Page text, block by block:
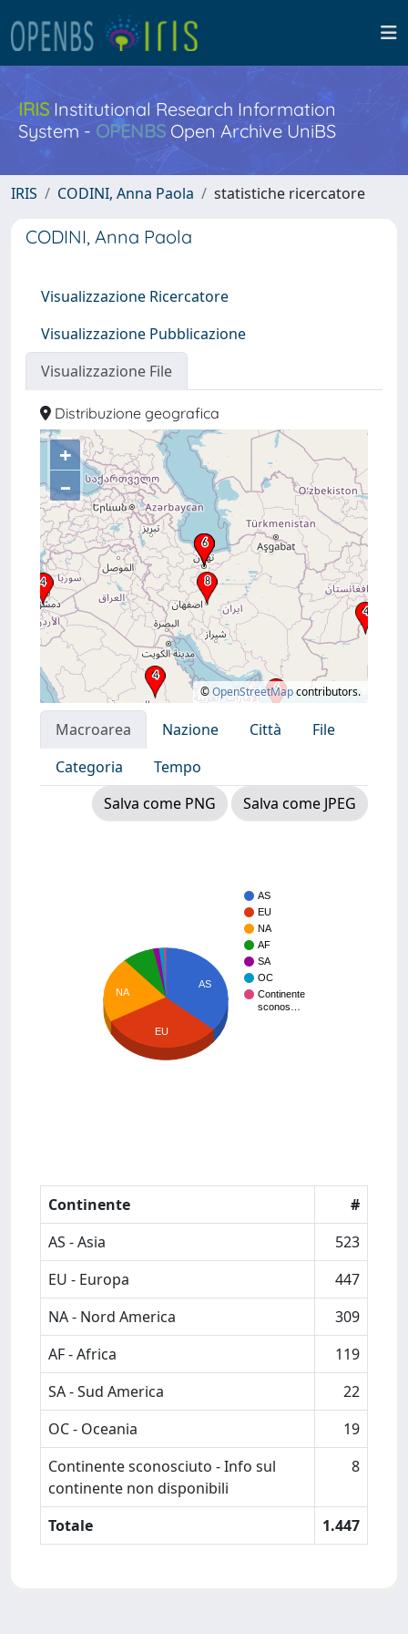
IRISInstitutional Research Information
System - OPENBS Open Archive UniBS
IRIS CODINI, Anna Paola statistiche ricercatore
CODINI, Anna Paola
Visualizzazione Ricercatore
Visualizzazione Pubblicazione
Visualizzazione File
Distribuzione geografica
+
–
©OpenStreetMapcontributors.
Macroarea Nazione Città
File
Categoria
Tempo
Salva come PNG
Salva come JPEG
AS
EU
NA
AF
SA
OC
Continente
sconos…
AS
NA
EU
Continente
#
AS - Asia
523
EU - Europa
447
NA - Nord America
309
AF - Africa
119
SA - Sud America
22
OC - Oceania
19
Continente sconosciuto - Info sul
continente non disponibili
8
Totale 1.447